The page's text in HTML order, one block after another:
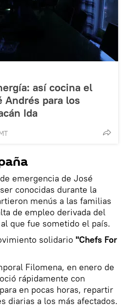
así cocina el
Andrés para los
Ida
emergencia de José
conocidas durante la
menús a las familias
de empleo derivada del
que fue sometido el país.
solidario "Chefs For
Filomena, en enero de
rápidamente con
en pocas horas, repartir
diarias a los más afectados.